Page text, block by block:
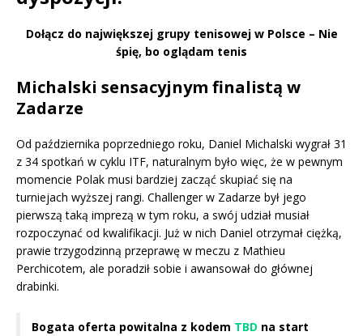
Dołącz do największej grupy tenisowej w Polsce – Nie
śpię, bo oglądam tenis
Michalski sensacyjnym finalistą w
Zadarze
Od października poprzedniego roku, Daniel Michalski wygrał 31
z 34 spotkań w cyklu ITF, naturalnym było więc, że w pewnym
momencie Polak musi bardziej zacząć skupiać się na
turniejach wyższej rangi. Challenger w Zadarze był jego
pierwszą taką imprezą w tym roku, a swój udział musiał
rozpoczynać od kwalifikacji. Już w nich Daniel otrzymał ciężką,
prawie trzygodzinną przeprawę w meczu z Mathieu
Perchicotem, ale poradził sobie i awansował do głównej
drabinki.
Bogata oferta powitalna z kodem TBD na start